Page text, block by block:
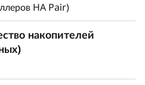
для стабильной
для работы
HA Pair)
накопителей